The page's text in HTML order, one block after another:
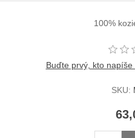
100%
Buďte prvý, kto
SKU: